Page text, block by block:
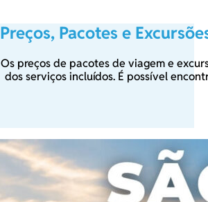
Preços, Pacotes e
Os preços de pacotes de viagem e
dos serviços incluídos. É possível